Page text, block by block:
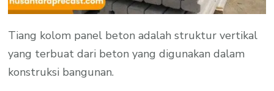
Tiang kolom panel beton adalah struktur vertikal
yang terbuat dari beton yang digunakan dalam
konstruksi bangunan.